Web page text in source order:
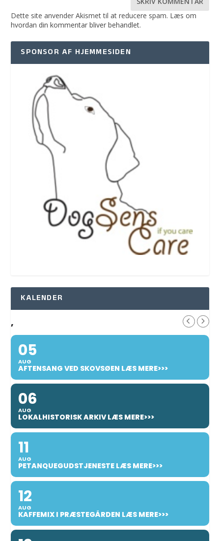
Dette site anvender Akismet til at reducere spam. Læs om
hvordan din kommentar bliver behandlet.
SPONSOR AF HJEMMESIDEN
KALENDER
,
05
AUG
AFTENSANG VED SKOVSØEN LÆS MERE>>>
06
AUG
LOKALHISTORISK ARKIV LÆS MERE>>>
11
AUG
PETANQUEGUDSTJENESTE LÆS MERE>>>
12
AUG
KAFFEMIX I PRÆSTEGÅRDEN LÆS MERE>>>